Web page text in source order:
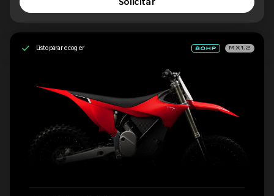
Listo para recoger MX1.2